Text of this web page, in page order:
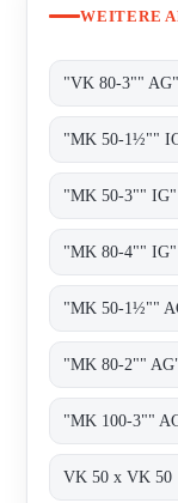
WEITERE
"VK 80-3"" AG"
"MK 50-1½""
"MK 50-3"" IG"
"MK 80-4"" IG"
"MK 50-1½""
"MK 80-2""
"MK 100-3""
VK 50 x VK 50